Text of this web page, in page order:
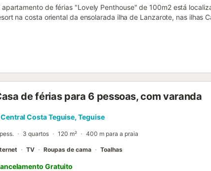
apartamento de férias "Lovely Penthouse" de 100m2 está
na costa oriental da ensolarada ilha de Lanzarote, nas ilhas
bem como uma casa de banho e pode, portanto,
Wi-Fi (adequado para chamadas de vídeo), televisão por
podem desfrutar da espectacular vista para a
a uma curta distância de uma variedade de bares,
massagens e um ginásio Zen, onde os hóspedes podem ter
Cucharas, locais ideais para apanhar sol, nadar, snorkeling e
natural da ilh...
de férias para 6 pessoas, com varanda
Central Costa Teguise, Teguise
3 quartos 120 m² 400 m para a praia
TV Roupas de cama Toalhas
Gratuito